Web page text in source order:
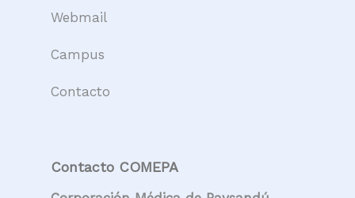
Webmail
Campus
Contacto
Contacto COMEPA